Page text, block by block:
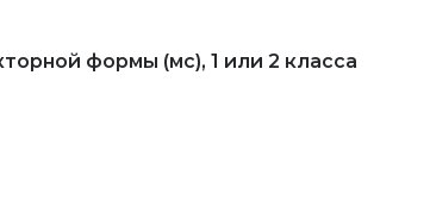
формы (мс), 1 или 2 класса